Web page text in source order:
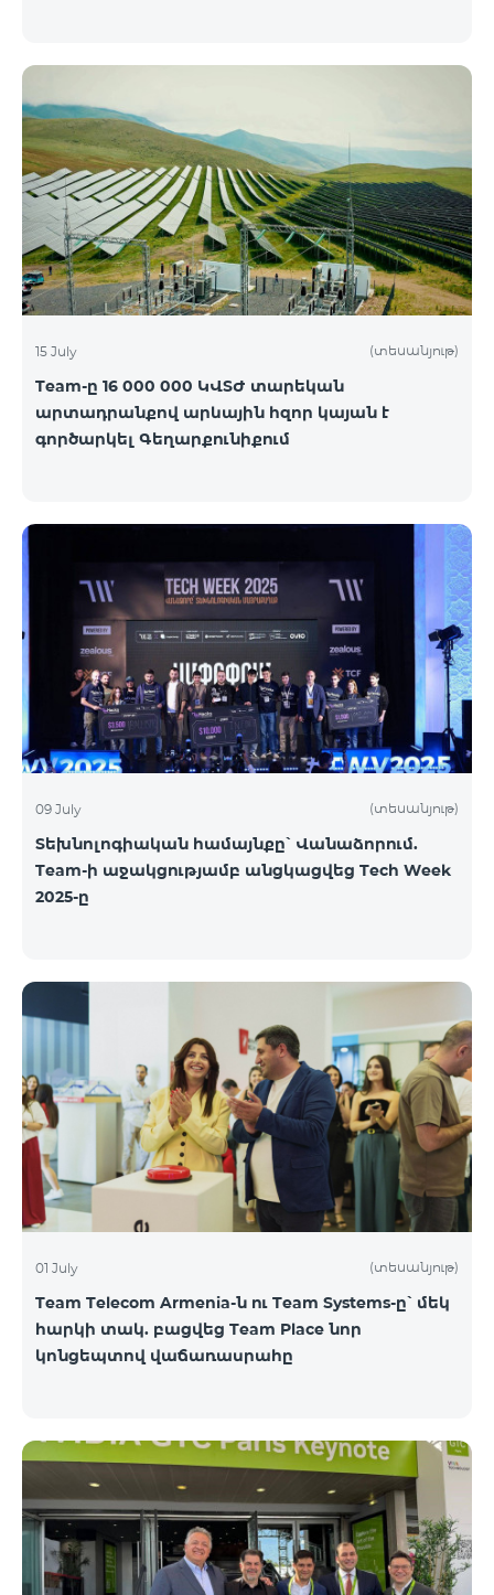
15 July (տեսանյութ)
Team-ը 16 000 000 ԿՎՏԺ տարեկան
արտադրանքով արևային հզոր կայան է
գործարկել Գեղարքունիքում
09 July (տեսանյութ)
Տեխնոլոգիական համայնքը՝ Վանաձորում.
Team-ի աջակցությամբ անցկացվեց Tech Week
2025-ը
01 July (տեսանյութ)
Team Telecom Armenia-ն ու Team Systems-ը՝ մեկ
հարկի տակ. բացվեց Team Place նոր
կոնցեպտով վաճառասրահը